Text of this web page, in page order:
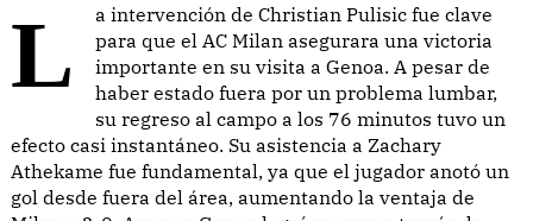
La intervención de Christian Pulisic fue clave
para que el AC Milan asegurara una victoria
importante en su visita a Genoa. A pesar de
haber estado fuera por un problema lumbar,
su regreso al campo a los 76 minutos tuvo un
efecto casi instantáneo. Su asistencia a Zachary
Athekame fue fundamental, ya que el jugador anotó un
gol desde fuera del área, aumentando la ventaja de